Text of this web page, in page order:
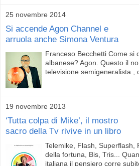
25 novembre 2014
Si accende Agon Channel e
arruola anche Simona Ventura
Franceso Becchetti Come si
albanese? Agon. Questo il
televisione semigeneralista ,
19 novembre 2013
‘Tutta colpa di Mike’, il mostro
sacro della Tv rivive in un libro
Telemike, Flash, Superflash,
della fortuna, Bis, Tris...
italiana il pensiero corre